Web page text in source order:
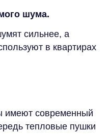
шума.
сильнее, а
в квартирах
имеют современный
тепловые пушки